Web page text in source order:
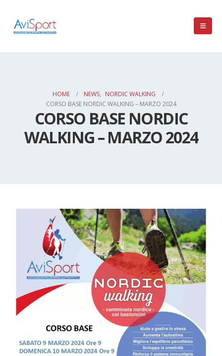
HOME NEWS, NORDIC WALKING
CORSO BASE NORDIC WALKING – MARZO 2024
CORSO BASE NORDIC
WALKING – MARZO 2024